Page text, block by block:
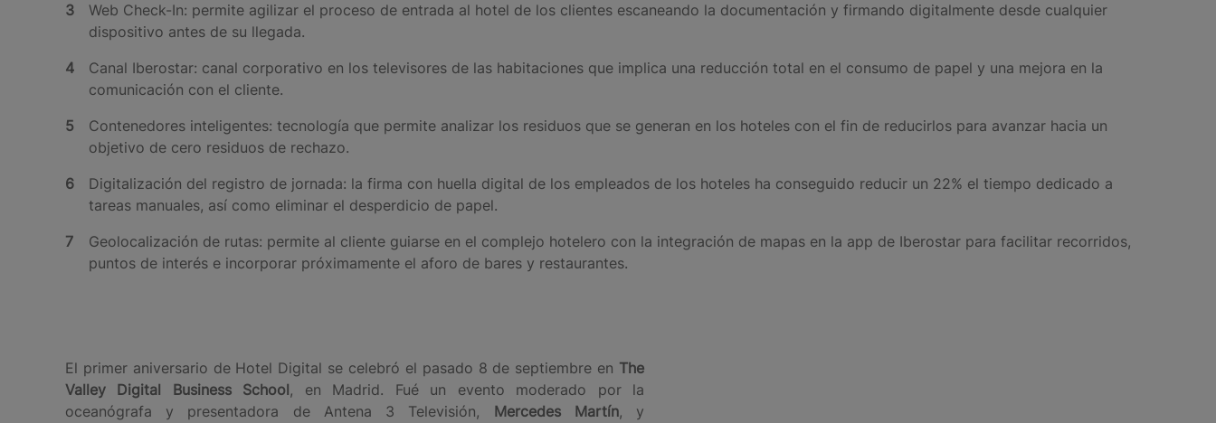
Web Check-In: permite agilizar el proceso de entrada al hotel de los clientes escaneando la documentación y firmando digitalmente desde cualquier
dispositivo antes de su llegada.
Canal Iberostar: canal corporativo en los televisores de las habitaciones que implica una reducción total en el consumo de papel y una mejora en la
comunicación con el cliente.
Contenedores inteligentes: tecnología que permite analizar los residuos que se generan en los hoteles con el fin de reducirlos para avanzar hacia un
objetivo de cero residuos de rechazo.
Digitalización del registro de jornada: la firma con huella digital de los empleados de los hoteles ha conseguido reducir un 22% el tiempo dedicado a
tareas manuales, así como eliminar el desperdicio de papel.
Geolocalización de rutas: permite al cliente guiarse en el complejo hotelero con la integración de mapas en la app de Iberostar para facilitar recorridos,
puntos de interés e incorporar próximamente el aforo de bares y restaurantes.
El primer aniversario de Hotel Digital se celebró el pasado 8 de septiembre en The
Valley Digital Business School, en Madrid. Fué un evento moderado por la
oceanógrafa y presentadora de Antena 3 Televisión, Mercedes Martín, y